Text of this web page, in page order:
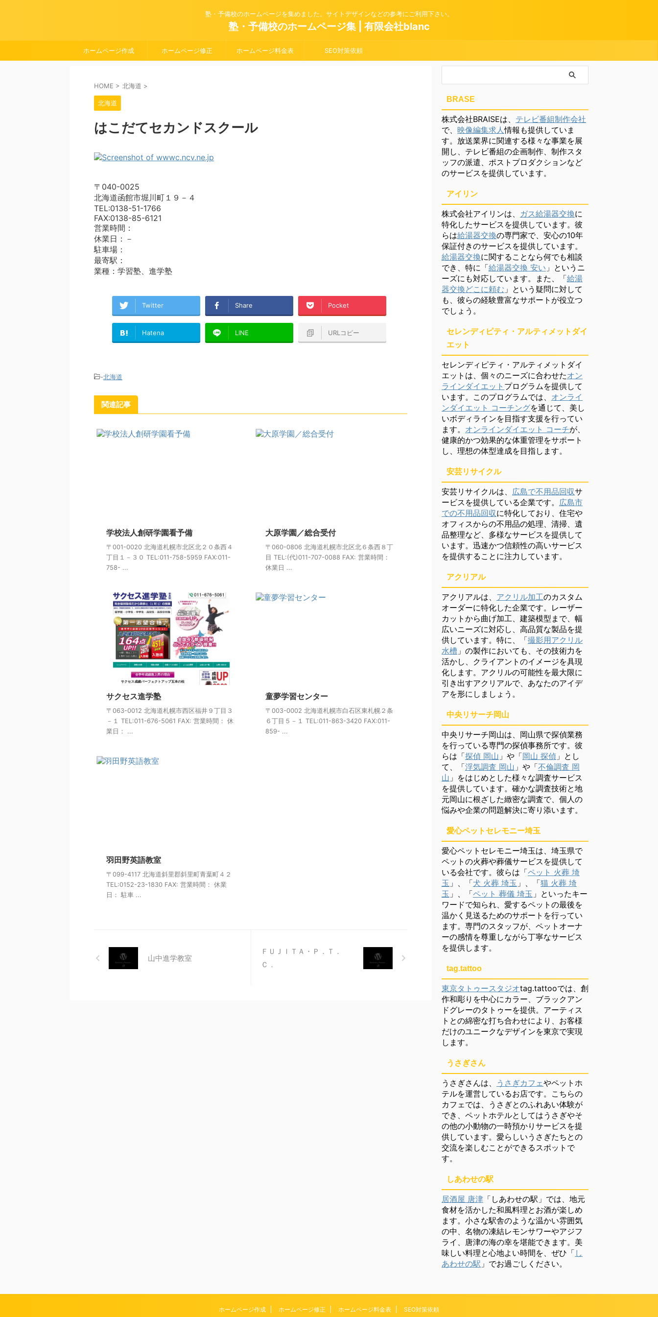
塾・予備校のホームページを集めました。サイトデザインなどの参考にご利用下さい。
塾・予備校のホームページ集 | 有限会社blanc
ホームページ作成 ホームページ修正 ホームページ料金表 SEO対策依頼
HOME > 北海道 >
北海道
はこだてセカンドスクール
〒040-0025
北海道函館市堀川町１９－４
TEL:0138-51-1766
FAX:0138-85-6121
営業時間：
休業日：－
駐車場：
最寄駅：
業種：学習塾、進学塾
Twitter Share Pocket
Hatena LINE URLコピー
-北海道
関連記事
学校法人創研学園看予備
〒001-0020 北海道札幌市北区北２０条西４
丁目１－３０ TEL:011-758-5959 FAX:011-
758- ...
大原学園／総合受付
〒060-0806 北海道札幌市北区北６条西８丁
目 TEL:(代)011-707-0088 FAX: 営業時間：
休業日 ...
サクセス進学塾
〒063-0012 北海道札幌市西区福井９丁目３
－１ TEL:011-676-5061 FAX: 営業時間： 休
業日： ...
童夢学習センター
〒003-0002 北海道札幌市白石区東札幌２条
６丁目５－１ TEL:011-863-3420 FAX:011-
859- ...
羽田野英語教室
〒099-4117 北海道斜里郡斜里町青葉町４２
TEL:0152-23-1830 FAX: 営業時間： 休業
日： 駐車 ...
山中進学教室
ＦＵＪＩＴＡ・Ｐ．Ｔ．
Ｃ．
BRASE
株式会社BRAISEは、 テレビ番組制作会社
で、 映像編集求人情報も提供していま
す。放送業界に関連する様々な事業を展
開し、テレビ番組の企画制作、制作スタ
ッフの派遣、ポストプロダクションなど
のサービスを提供しています。
アイリン
株式会社アイリンは、 ガス給湯器交換に
特化したサービスを提供しています。彼
らは給湯器交換の専門家で、安心の10年
保証付きのサービスを提供しています。
給湯器交換に関することなら何でも相談
でき、特に「給湯器交換 安い 」というニ
ーズにも対応しています。また、「給湯
器交換どこに頼む 」という疑問に対して
も、彼らの経験豊富なサポートが役立つ
でしょう。
セレンディピティ・アルティメットダイ
エット
セレンディピティ・アルティメットダイ
エットは、個々のニーズに合わせたオン
ラインダイエット プログラムを提供して
います。このプログラムでは、 オンライ
ンダイエット コーチングを通じて、美し
いボディラインを目指す支援を行ってい
ます。 オンラインダイエット コーチが、
健康的かつ効果的な体重管理をサポート
し、理想の体型達成を目指します。
安芸リサイクル
安芸リサイクルは、 広島で不用品回収サ
ービスを提供している企業です。 広島市
での不用品回収に特化しており、住宅や
オフィスからの不用品の処理、清掃、遺
品整理など、多様なサービスを提供して
います。迅速かつ信頼性の高いサービス
を提供することに注力しています。
アクリアル
アクリアルは、 アクリル加工のカスタム
オーダーに特化した企業です。レーザー
カットから曲げ加工、建築模型まで、幅
広いニーズに対応し、高品質な製品を提
供しています。特に、「撮影用アクリル
水槽 」の製作においても、その技術力を
活かし、クライアントのイメージを具現
化します。アクリルの可能性を最大限に
引き出すアクリアルで、あなたのアイデ
アを形にしましょう。
中央リサーチ岡山
中央リサーチ岡山は、岡山県で探偵業務
を行っている専門の探偵事務所です。彼
らは「探偵 岡山 」や「岡山 探偵 」とし
て、「浮気調査 岡山 」や「不倫調査 岡
山 」をはじめとした様々な調査サービス
を提供しています。確かな調査技術と地
元岡山に根ざした緻密な調査で、個人の
悩みや企業の問題解決に寄り添います。
愛心ペットセレモニー埼玉
愛心ペットセレモニー埼玉は、埼玉県で
ペットの火葬や葬儀サービスを提供して
いる会社です。彼らは「ペット 火葬 埼
玉 」、「犬 火葬 埼玉 」、「猫 火葬 埼
玉 」、「ペット 葬儀 埼玉 」といったキー
ワードで知られ、愛するペットの最後を
温かく見送るためのサポートを行ってい
ます。専門のスタッフが、ペットオーナ
ーの感情を尊重しながら丁寧なサービス
を提供します。
tag.tattoo
東京タトゥースタジオtag.tattooでは、創
作和彫りを中心にカラー、ブラックアン
ドグレーのタトゥーを提供。アーティス
トとの綿密な打ち合わせにより、お客様
だけのユニークなデザインを東京で実現
します。
うさぎさん
うさぎさんは、 うさぎカフェやペットホ
テルを運営しているお店です。こちらの
カフェでは、うさぎとのふれあい体験が
でき、ペットホテルとしてはうさぎやそ
の他の小動物の一時預かりサービスを提
供しています。愛らしいうさぎたちとの
交流を楽しむことができるスポットで
す。
しあわせの駅
居酒屋 唐津 「しあわせの駅」では、地元
食材を活かした和風料理とお酒が楽しめ
ます。小さな駅舎のような温かい雰囲気
の中、名物の凍結レモンサワーやアジフ
ライ、唐津の海の幸を堪能できます。美
味しい料理と心地よい時間を、ぜひ「 し
あわせの駅 」でお過ごしください。
ホームページ作成 ホームページ修正 ホームページ料金表 SEO対策依頼